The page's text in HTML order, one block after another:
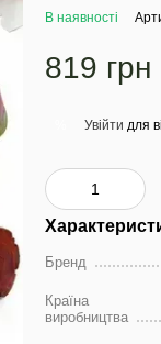
В наявності
819 грн
Увійти для
Бренд
Країна
виробництва